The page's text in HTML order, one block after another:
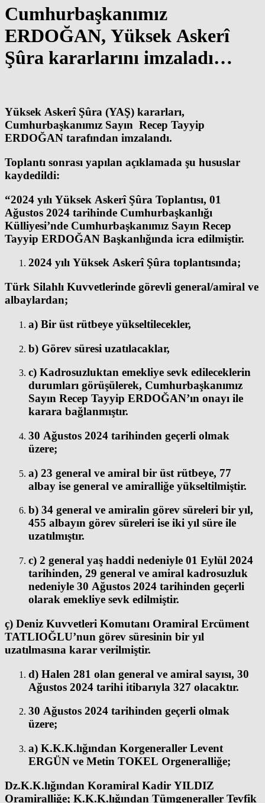
Cumhurbaşkanımız
ERDOĞAN, Yüksek Askerî
Şûra kararlarını imzaladı…
Yüksek Askerî Şûra (YAŞ) kararları,
Cumhurbaşkanımız Sayın Recep Tayyip
ERDOĞAN tarafından imzalandı.
Toplantı sonrası yapılan açıklamada şu hususlar
kaydedildi:
“2024 yılı Yüksek Askerî Şûra Toplantısı, 01
Ağustos 2024 tarihinde Cumhurbaşkanlığı
Külliyesi’nde Cumhurbaşkanımız Sayın Recep
Tayyip ERDOĞAN Başkanlığında icra edilmiştir.
2024 yılı Yüksek Askerî Şûra toplantısında;
Türk Silahlı Kuvvetlerinde görevli general/amiral ve
albaylardan;
a) Bir üst rütbeye yükseltilecekler,
b) Görev süresi uzatılacaklar,
c) Kadrosuzluktan emekliye sevk edileceklerin
durumları görüşülerek, Cumhurbaşkanımız
Sayın Recep Tayyip ERDOĞAN’ın onayı ile
karara bağlanmıştır.
30 Ağustos 2024 tarihinden geçerli olmak
üzere;
a) 23 general ve amiral bir üst rütbeye, 77
albay ise general ve amiralliğe yükseltilmiştir.
b) 34 general ve amiralin görev süreleri bir yıl,
455 albayın görev süreleri ise iki yıl süre ile
uzatılmıştır.
c) 2 general yaş haddi nedeniyle 01 Eylül 2024
tarihinden, 29 general ve amiral kadrosuzluk
nedeniyle 30 Ağustos 2024 tarihinden geçerli
olarak emekliye sevk edilmiştir.
ç) Deniz Kuvvetleri Komutanı Oramiral Ercüment
TATLIOĞLU’nun görev süresinin bir yıl
uzatılmasına karar verilmiştir.
d) Halen 281 olan general ve amiral sayısı, 30
Ağustos 2024 tarihi itibarıyla 327 olacaktır.
30 Ağustos 2024 tarihinden geçerli olmak
üzere;
a) K.K.K.lığından Korgeneraller Levent
ERGÜN ve Metin TOKEL Orgeneralliğe;
Dz.K.K.lığından Koramiral Kadir YILDIZ
Oramiralliğe; K.K.K.lığından Tümgeneraller Tevfik